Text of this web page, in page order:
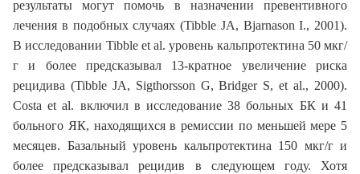
результаты могут помочь в назначении превентивного
лечения в подобных случаях (Tibble JA, Bjarnason I., 2001).
В исследовании Tibble et al. уровень кальпротектина 50 мкг/
г и более предсказывал 13-кратное увеличение риска
рецидива (Tibble JA, Sigthorsson G, Bridger S, et al., 2000).
Costa et al. включил в исследование 38 больных БК и 41
больного ЯК, находящихся в ремиссии по меньшей мере 5
месяцев. Базальный уровень кальпротектина 150 мкг/г и
более предсказывал рецидив в следующем году. Хотя